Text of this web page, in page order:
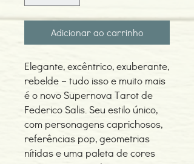
Adicionar ao carrinho
Elegante, excêntrico, exuberante,
rebelde – tudo isso e muito mais
é o novo Supernova Tarot de
Federico Salis. Seu estilo único,
com personagens caprichosos,
referências pop, geometrias
nítidas e uma paleta de cores